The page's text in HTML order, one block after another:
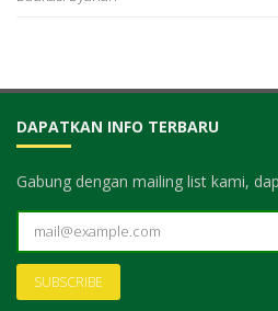
DAPATKAN INFO TERBARU
Gabung dengan mailing list kami,